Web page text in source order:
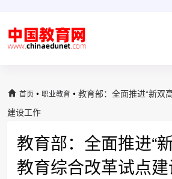
首页 • 职业教育 • 教育部：全面推进“新双
建设工作
教育部：全面推进“
教育综合改革试点